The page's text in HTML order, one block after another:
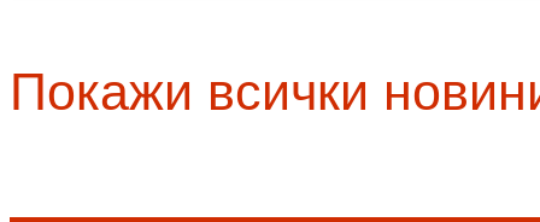
Покажи всички